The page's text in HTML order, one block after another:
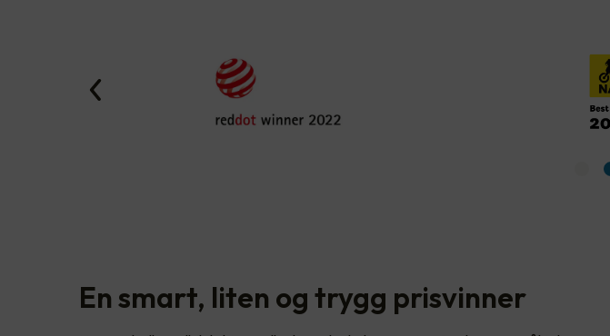
En smart, liten og trygg prisvinner